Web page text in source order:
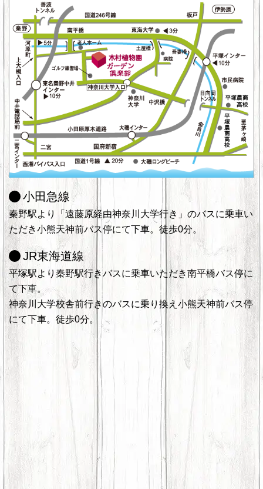
小田急線
秦野駅より「遠藤原経由神奈川大学行き」のバスに乗車い
ただき小熊天神前バス停にて下車。徒歩0分。
JR東海道線
平塚駅より秦野駅行きバスに乗車いただき南平橋バス停に
て下車。
神奈川大学校舎前行きのバスに乗り換え小熊天神前バス停
にて下車。徒歩0分。